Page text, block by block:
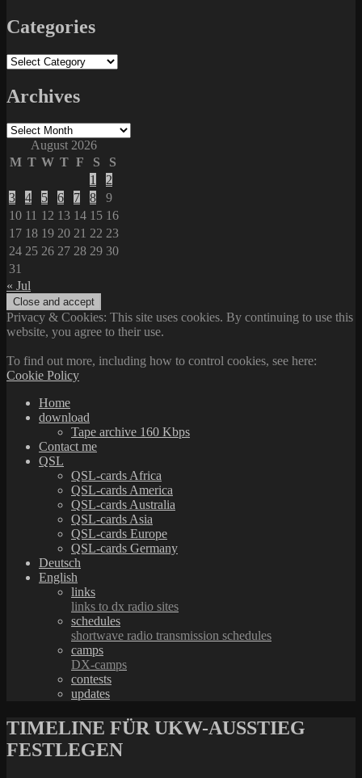
Categories
Categories
Archives
Archives
August 2026
M T W T F S
S
1
2
3
4 5 6 7 8
9
10 11 12 13 14 15 16
17 18 19 20 21 22 23
24 25 26 27 28 29 30
31
« Jul
Privacy & Cookies: This site uses cookies. By continuing to use this
website, you agree to their use.
To find out more, including how to control cookies, see here:
Cookie Policy
Home
download
Tape archive 160 Kbps
Contact me
QSL
QSL-cards Africa
QSL-cards America
QSL-cards Australia
QSL-cards Asia
QSL-cards Europe
QSL-cards Germany
Deutsch
English
links
links to dx radio sites
schedules
shortwave radio transmission schedules
camps
DX-camps
contests
updates
TIMELINE FÜR UKW-AUSSTIEG
FESTLEGEN